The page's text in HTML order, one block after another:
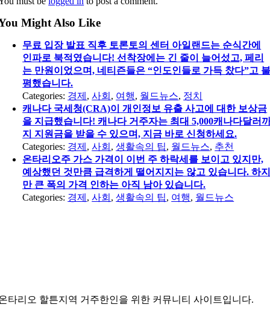
Might Also Like
무료 입장 발표 직후 토론토의 센터 아일랜드는 순식간에
인파로 북적였습니다! 선착장에는 긴 줄이 늘어섰고, 페리
는 만원이었으며, 네티즌들은 “인도인들로 가득 찼다”고
평했습니다.
Categories: 경제 ,사회 , 여행, 월드뉴스, 정치
캐나다 국세청(CRA)이 개인정보 유출 사고에 대한 보상금
을 지급했습니다! 캐나다 거주자는 최대 5,000캐나다달러
지 지원금을 받을 수 있으며, 지금 바로 신청하세요.
Categories: 경제 ,사회 ,생활속의 팁, 월드뉴스, 추천
온타리오주 가스 가격이 이번 주 하락세를 보이고 있지만,
예상했던 것만큼 급격하게 떨어지지는 않고 있습니다. 하
만 큰 폭의 가격 인하는 아직 남아 있습니다.
Categories: 경제 ,사회 ,생활속의 팁, 여행, 월드뉴스
타리오 할튼지역 거주한인을 위한 커뮤니티 사이트입니다.